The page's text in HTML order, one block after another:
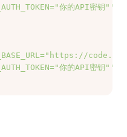
你的API密钥"'
你的API密钥"'